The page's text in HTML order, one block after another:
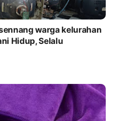
warga kelurahan
Hidup, Selalu